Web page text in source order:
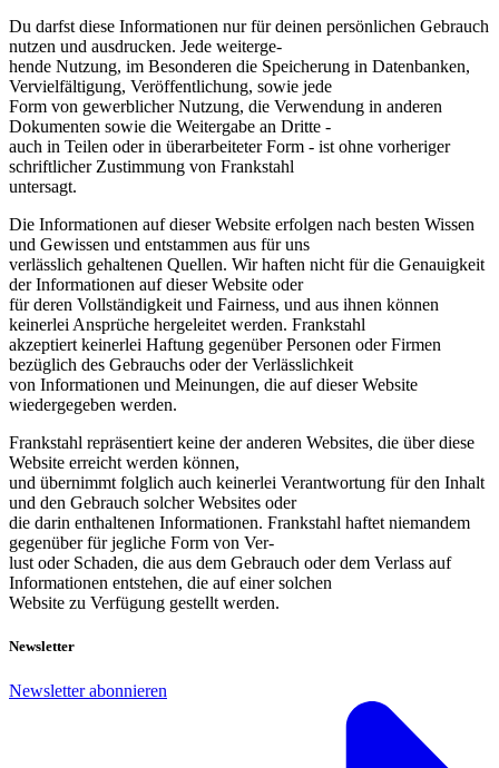
Du darfst diese Informationen nur für deinen persönlichen Gebrauch
nutzen und ausdrucken. Jede weiterge-
hende Nutzung, im Besonderen die Speicherung in Datenbanken,
Vervielfältigung, Veröffentlichung, sowie jede
Form von gewerblicher Nutzung, die Verwendung in anderen
Dokumenten sowie die Weitergabe an Dritte -
auch in Teilen oder in überarbeiteter Form - ist ohne vorheriger
schriftlicher Zustimmung von Frankstahl
untersagt.
Die Informationen auf dieser Website erfolgen nach besten Wissen
und Gewissen und entstammen aus für uns
verlässlich gehaltenen Quellen. Wir haften nicht für die Genauigkeit
der Informationen auf dieser Website oder
für deren Vollständigkeit und Fairness, und aus ihnen können
keinerlei Ansprüche hergeleitet werden. Frankstahl
akzeptiert keinerlei Haftung gegenüber Personen oder Firmen
bezüglich des Gebrauchs oder der Verlässlichkeit
von Informationen und Meinungen, die auf dieser Website
wiedergegeben werden.
Frankstahl repräsentiert keine der anderen Websites, die über diese
Website erreicht werden können,
und übernimmt folglich auch keinerlei Verantwortung für den Inhalt
und den Gebrauch solcher Websites oder
die darin enthaltenen Informationen. Frankstahl haftet niemandem
gegenüber für jegliche Form von Ver-
lust oder Schaden, die aus dem Gebrauch oder dem Verlass auf
Informationen entstehen, die auf einer solchen
Website zu Verfügung gestellt werden.
Newsletter
Newsletter abonnieren